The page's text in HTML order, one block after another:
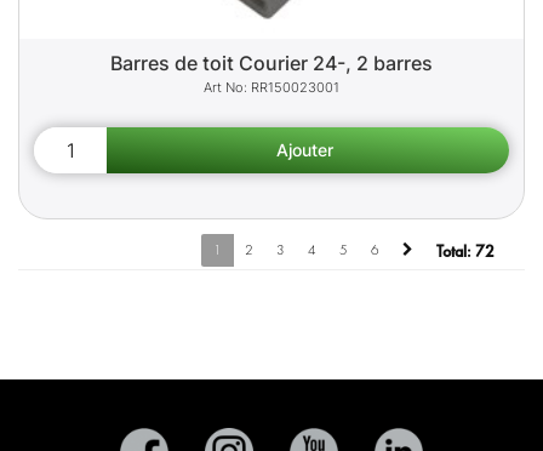
Barres de toit Courier 24-, 2 barres
RR150023001
1 2 3 4 5 6 Total: 72